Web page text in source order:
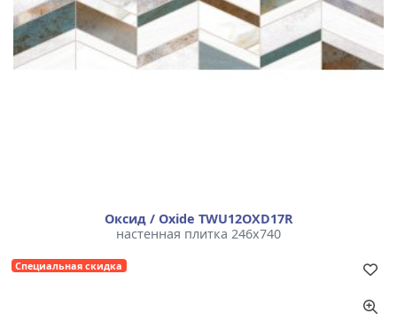
Оксид / Oxide TWU12OXD17R
настенная плитка 246x740
Специальная скидка